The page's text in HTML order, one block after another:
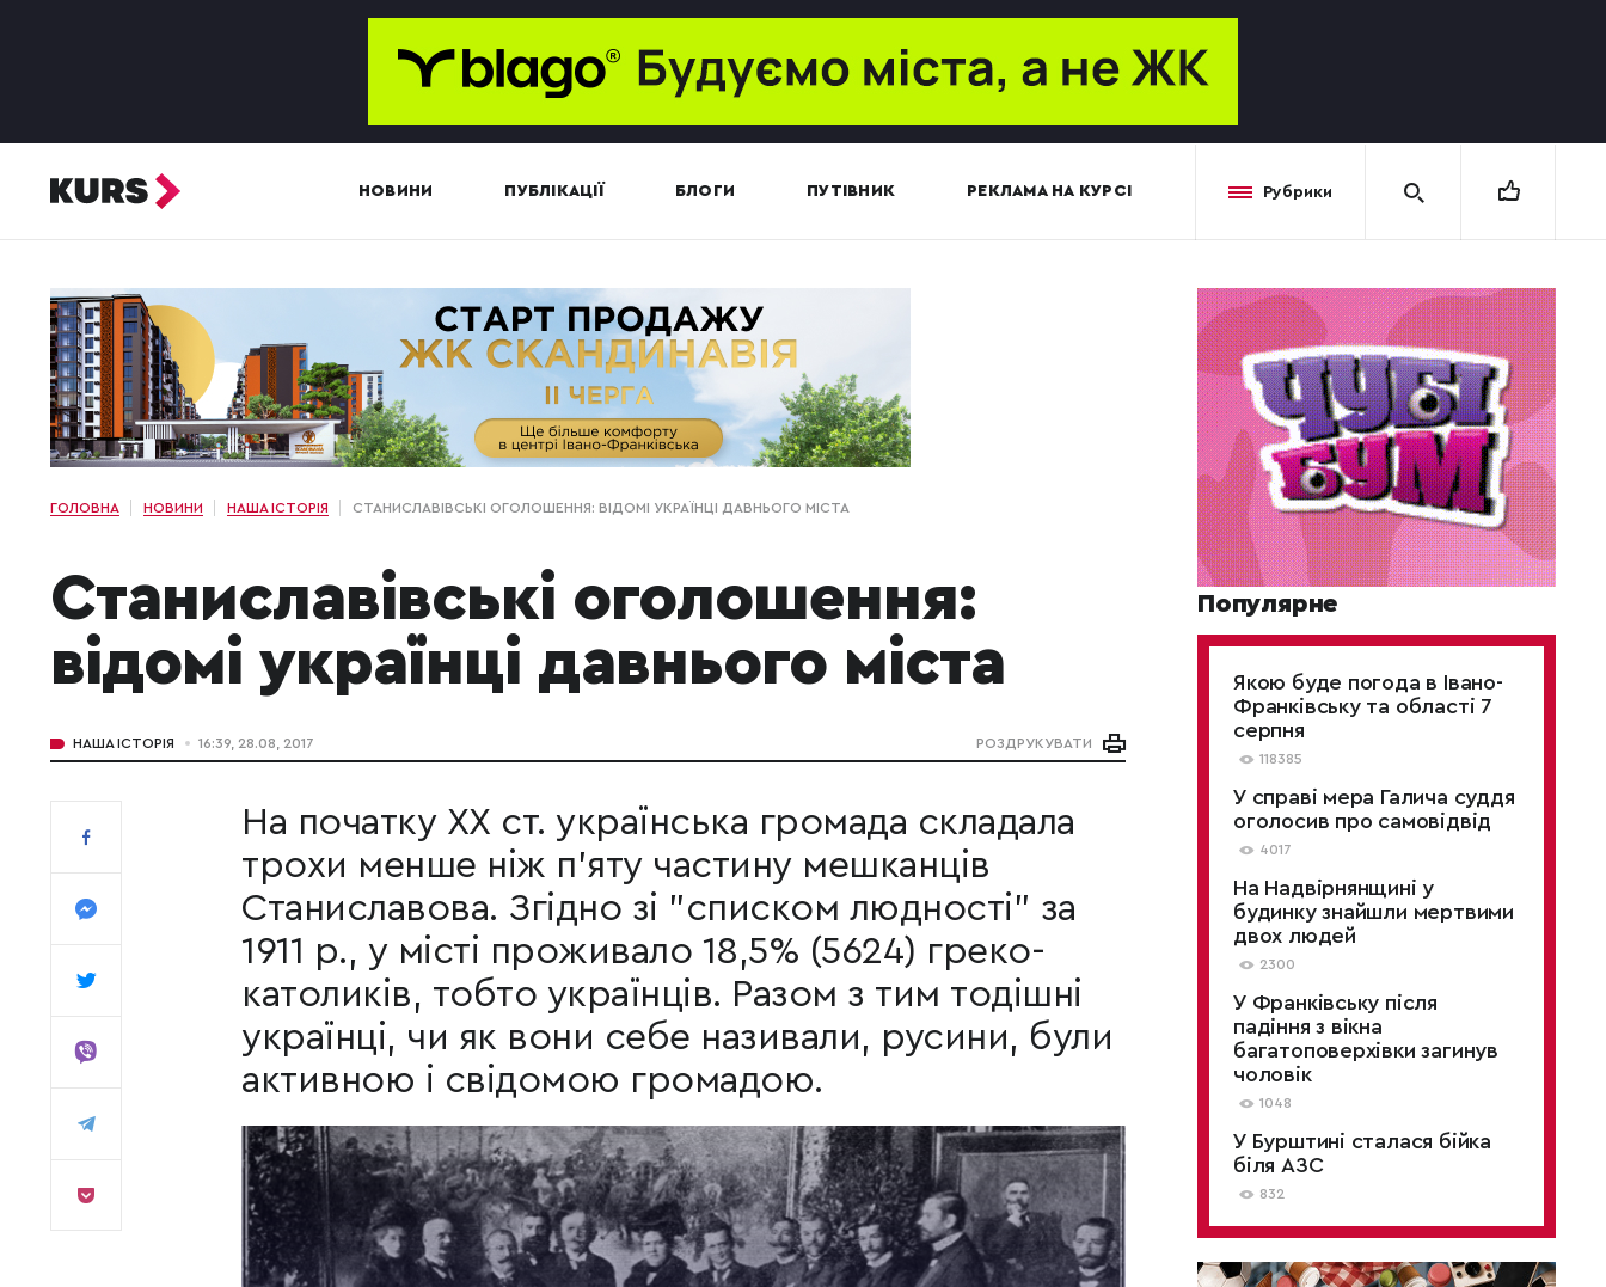
НОВИНИ ПУБЛІКАЦІЇ БЛОГИ ПУТІВНИК РЕКЛАМА НА КУРСІ Рубрики
ГОЛОВНА НОВИНИ НАША ІСТОРІЯ СТАНИСЛАВІВСЬКІ ОГОЛОШЕННЯ: ВІДОМІ УКРАЇНЦІ ДАВНЬОГО МІСТА
Станиславівські оголошення:
відомі українці давнього міста
НАША ІСТОРІЯ 16:39, 28.08, 2017 РОЗДРУКУВАТИ
На початку ХХ ст. українська громада складала
трохи менше ніж п'яту частину мешканців
Станиславова. Згідно зі "списком людності" за
1911 р., у місті проживало 18,5% (5624) греко-
католиків, тобто українців. Разом з тим тодішні
українці, чи як вони себе називали, русини, були
активною і свідомою громадою.
Популярне
Якою буде погода в Івано-
Франківську та області 7
серпня
118385
У справі мера Галича суддя
оголосив про самовідвід
4017
На Надвірнянщині у
будинку знайшли мертвими
двох людей
2300
У Франківську після
падіння з вікна
багатоповерхівки загинув
чоловік
1048
У Бурштині сталася бійка
біля АЗС
832